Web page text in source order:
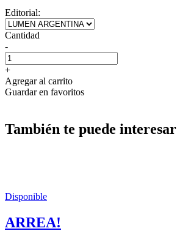
Editorial:
Cantidad
-
+
Agregar al carrito
Guardar en favoritos
También te puede interesar
Disponible
ARREA!